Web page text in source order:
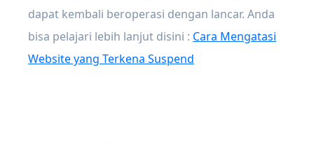
dapat kembali beroperasi dengan lancar. Anda
bisa pelajari lebih lanjut disini : Cara Mengatasi
Website yang Terkena Suspend